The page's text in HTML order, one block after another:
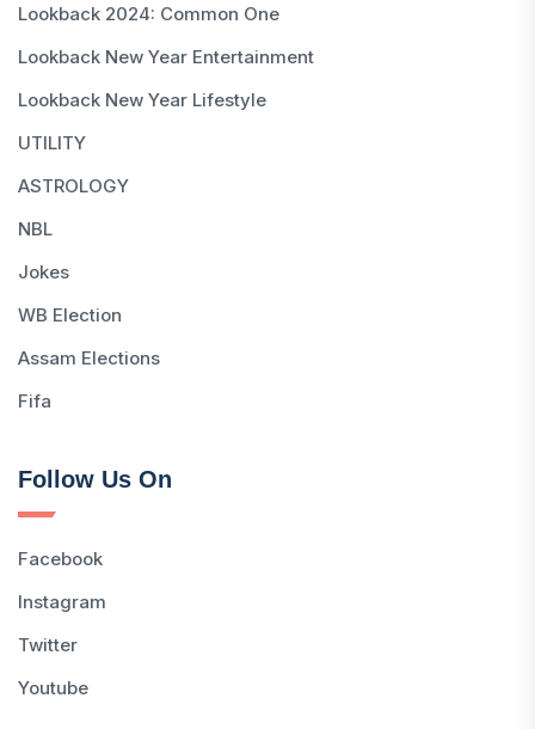
Lookback 2024: Common One
Lookback New Year Entertainment
Lookback New Year Lifestyle
UTILITY
ASTROLOGY
NBL
Jokes
WB Election
Assam Elections
Fifa
Follow Us On
Facebook
Instagram
Twitter
Youtube